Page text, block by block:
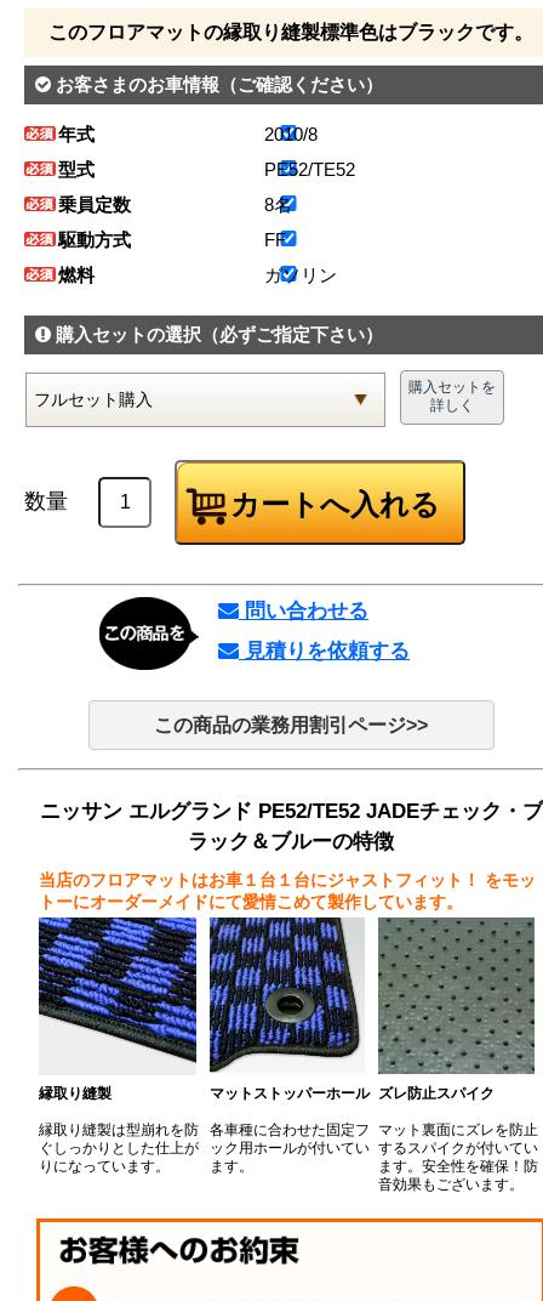
このフロアマットの縁取り縫製標準色はブラックです。
お客さまのお車情報 （ご確認ください）
年式
2010/8
型式
PE52/TE52
乗員定数
8名
駆動方式
FF
燃料
ガソリン
購入セットの選択 （必ずご指定下さい）
購入セットを
詳しく
数量
問い合わせる
見積りを依頼する
この商品の業務用割引ページ>>
ニッサン エルグランド PE52/TE52 JADEチェック・ブ
ラック＆ブルーの特徴
当店のフロアマットはお車１台１台にジャストフィット！
をモッ
トーにオーダーメイドにて愛情こめて製作しています。
縁取り縫製
縁取り縫製は型崩れを防
ぐしっかりとした仕上が
りになっています。
マットストッパーホール
各車種に合わせた固定フ
ック用ホールが付いてい
ます。
ズレ防止スパイク
マット裏面にズレを防止
するスパイクが付いてい
ます。安全性を確保！防
音効果もございます。